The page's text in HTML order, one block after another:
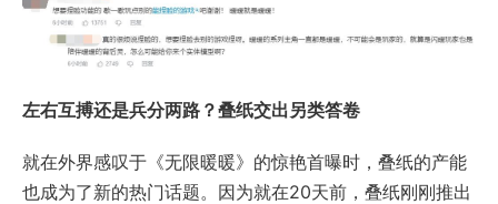
左右互搏还是兵分两路？叠纸交出另类答卷
就在外界感叹于《无限暖暖》的惊艳首曝时，叠纸的产能
也成为了新的热门话题。因为就在20天前，叠纸刚刚推出